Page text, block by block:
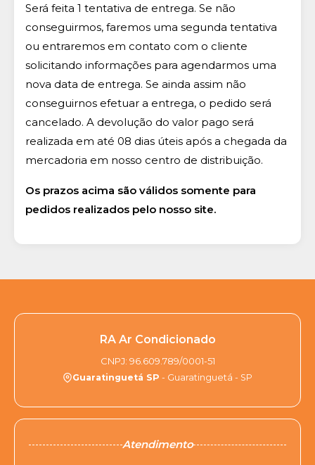
Será feita 1 tentativa de entrega. Se não
conseguirmos, faremos uma segunda tentativa
ou entraremos em contato com o cliente
solicitando informações para agendarmos uma
nova data de entrega. Se ainda assim não
conseguirnos efetuar a entrega, o pedido será
cancelado. A devolução do valor pago será
realizada em até 08 dias úteis após a chegada da
mercadoria em nosso centro de distribuição.
Os prazos acima são válidos somente para
pedidos realizados pelo nosso site.
RA Ar Condicionado
CNPJ: 96.609.789/0001-51
Guaratinguetá SP - Guaratinguetá - SP
Atendimento